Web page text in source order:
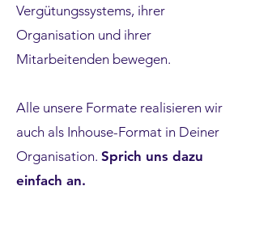
Vergütungssystems, ihrer
Organisation und ihrer
Mitarbeitenden bewegen.
Alle unsere Formate realisieren wir
auch als Inhouse-Format in Deiner
Organisation. Sprich uns dazu
einfach an.